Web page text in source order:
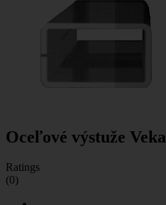
Oceľové výstuže Veka
Ratings
(0)